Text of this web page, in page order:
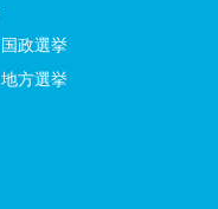
国政選挙
地方選挙